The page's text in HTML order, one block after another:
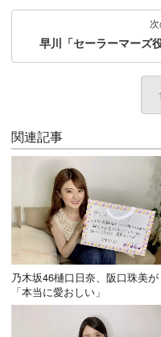
早川「セーラーマーズ
1
関連記事
乃木坂46樋口日奈、阪口珠美が
「本当に愛おしい」